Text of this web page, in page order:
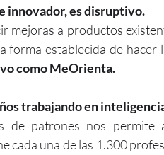
innovador, es disruptivo.
mejoras a productos
forma establecida de hacer
como MeOrienta.
trabajando en
de patrones nos
cada una de las 1.300